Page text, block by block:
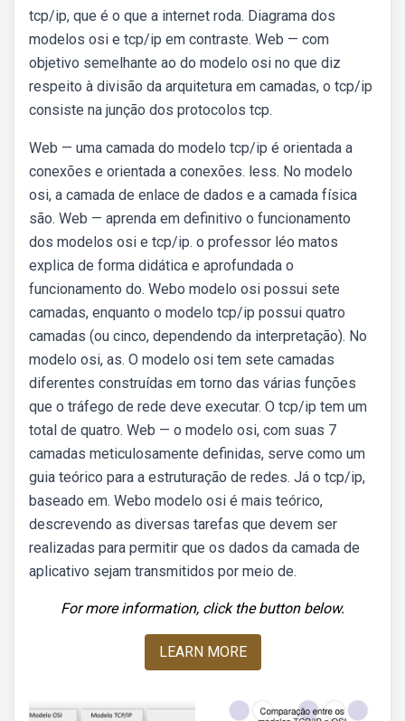
tcp/ip, que é o que a internet roda. Diagrama dos
modelos osi e tcp/ip em contraste. Web — com
objetivo semelhante ao do modelo osi no que diz
respeito à divisão da arquitetura em camadas, o tcp/ip
consiste na junção dos protocolos tcp.
Web — uma camada do modelo tcp/ip é orientada a
conexões e orientada a conexões. less. No modelo
osi, a camada de enlace de dados e a camada física
são. Web — aprenda em definitivo o funcionamento
dos modelos osi e tcp/ip. o professor léo matos
explica de forma didática e aprofundada o
funcionamento do. Webo modelo osi possui sete
camadas, enquanto o modelo tcp/ip possui quatro
camadas (ou cinco, dependendo da interpretação). No
modelo osi, as. O modelo osi tem sete camadas
diferentes construídas em torno das várias funções
que o tráfego de rede deve executar. O tcp/ip tem um
total de quatro. Web — o modelo osi, com suas 7
camadas meticulosamente definidas, serve como um
guia teórico para a estruturação de redes. Já o tcp/ip,
baseado em. Webo modelo osi é mais teórico,
descrevendo as diversas tarefas que devem ser
realizadas para permitir que os dados da camada de
aplicativo sejam transmitidos por meio de.
For more information, click the button below.
LEARN MORE